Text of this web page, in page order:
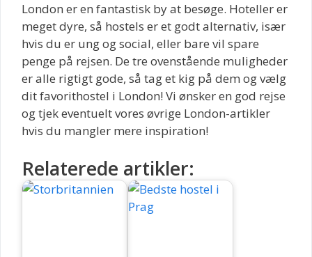
London er en fantastisk by at besøge. Hoteller er
meget dyre, så hostels er et godt alternativ, især
hvis du er ung og social, eller bare vil spare
penge på rejsen. De tre ovenstående muligheder
er alle rigtigt gode, så tag et kig på dem og vælg
dit favorithostel i London! Vi ønsker en god rejse
og tjek eventuelt vores øvrige London-artikler
hvis du mangler mere inspiration!
Relaterede artikler: